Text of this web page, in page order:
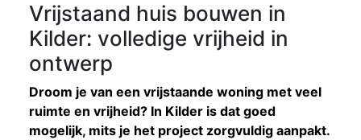
Vrijstaand huis bouwen in
Kilder: volledige vrijheid in
ontwerp
Droom je van een vrijstaande woning met veel
ruimte en vrijheid? In Kilder is dat goed
mogelijk, mits je het project zorgvuldig aanpakt.